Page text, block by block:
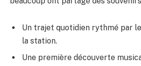
Un trajet quotidien rythmé par
la station.
Une première découverte